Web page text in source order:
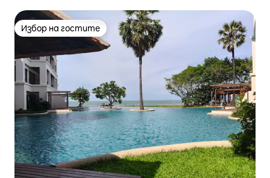
Избор на гостите
Избор на гостите